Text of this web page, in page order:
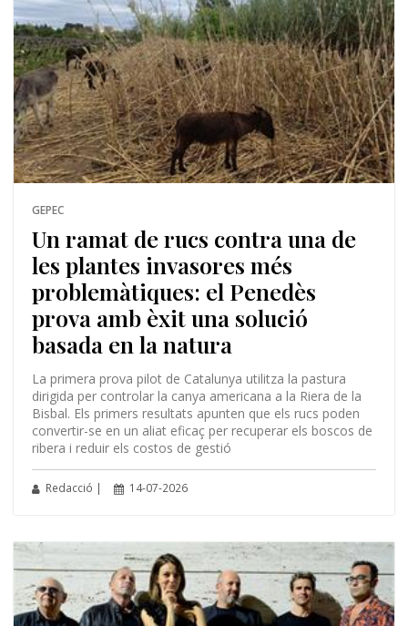
GEPEC
Un ramat de rucs contra una de
les plantes invasores més
problemàtiques: el Penedès
prova amb èxit una solució
basada en la natura
La primera prova pilot de Catalunya utilitza la pastura
dirigida per controlar la canya americana a la Riera de la
Bisbal. Els primers resultats apunten que els rucs poden
convertir-se en un aliat eficaç per recuperar els boscos de
ribera i reduir els costos de gestió
Redacció | 14-07-2026